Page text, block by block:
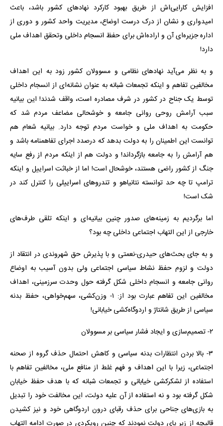
افزایش کارایی‌اش از طریق بهبود کارکرد نهادهای کشور باشد، باعث
امیدواری و نشان از درک درست اوضاع، مدیریت واحد کشور و دوری از
اداره جزیره‌ای آن و اراده‌اش برای حفظ انسجام داخلی وتحقق اهداف ملی
دارد!
و به نظر می‌آید نهادهای نظامی و مسوولان کشور زود به این اهداف
مخالفین تفاهم و اینکه تجمعات شبانه به عنوان نشانه‌ای از انسجام داخلی
توسط یک جناح در کشور در شرف مصادره است، واقف شدند! این بیانیه
سبب آرامش روحی روانی جامعه و خوشحالی مضاعف مردم شد که
حکومت به اهداف ملی و خواست مردم توجه دارد. بیانیه شعام هم
توانست این اطمینان را به دولت بدهد که درصدد اجرای تفاهمنامه باشد و
هم آرامش را به جامعه بازگرداند! و دولت هم از اینکه مردم از رفع سایه
جنگ از کشور راضی هستند، خوشحال است! اما از خباثت اسراییل و اینکه
ترامپ تا چه حد توانسته نتانیاهو و تندروهای اسراییلی را کنترل کند در
شک است!
اما برگردیم به زمینه‌های صدور چنین بیانیه‌ای و اینکه تلقی طرف‌های
خارجی از این التهاب اجتماعی داخلی چه بود؟
و به جای بحث‌های حیدری-نعمتی و با پذیرش حق شهروندی در انتقاد از
دولت و لزوم حفظ نشاط سیاسی اجتماعی ولی بدون آسیب به اوضاع
روانی جامعه و انسجام داخلی شکل گرفته حول وحدت سرزمینی، اهداف
مخالفین این تفاهم عبارت بود از: ۱- وزن‌کشی، سهم‌خواهی، حفظ بدنه
سیاسی از طریق شانتاژ و اردوگاه‌کشی خیابانی!
۲- تصمیم‌سازی و ایجاد فشار سیاسی بر مسوولان
۳- بالا بردن انتظارات بدنه سیاسی و کاهش احتمال حذف گروه از صحنه
اجتماعی، زیرا با این اهداف و فهم غلط از منافع ملی، مخالفین تفاهم با
استفاده از لشکرکشی خیابانی و تجمعات شبانه که با هدف حفظ خیابان
شکل گرفته بود و نه استفاده از آن علیه دولت، این مخالفت خود را تبدیل
به بازی‌های جناحی برای حذف رقبای درون اردوگاهی خود و نیز کشیدن
قالیچه از زیر پای دولت نمودند که چنین رویکردی در صورت ادامه التهاب